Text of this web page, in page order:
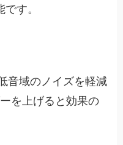
す。
音域のノイズを軽減
を上げると効果の